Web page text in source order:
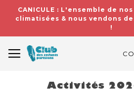
CANICULE : L'ensemble de
climatisées & nous vendons
!
Activités